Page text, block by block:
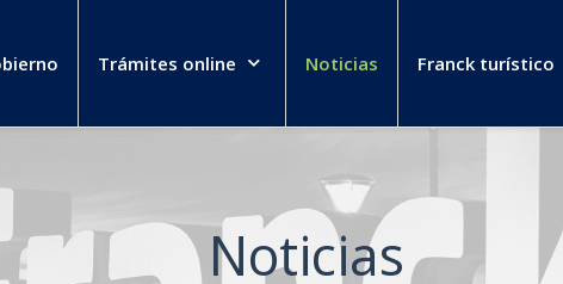
Trámites online Noticias Franck turístico
Noticias